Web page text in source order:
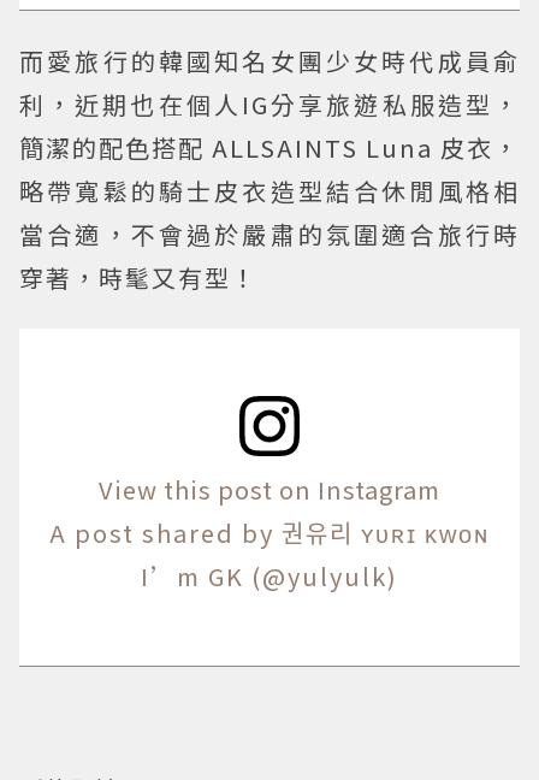
而愛旅行的韓國知名女團少女時代成員俞
利，近期也在個人IG分享旅遊私服造型，
簡潔的配色搭配 ALLSAINTS Luna 皮衣，
略帶寬鬆的騎士皮衣造型結合休閒風格相
當合適，不會過於嚴肅的氛圍適合旅行時
穿著，時髦又有型！
View this post on Instagram
A post shared by 권유리 ʏᴜʀɪ ᴋᴡᴏɴ
I’m GK (@yulyulk)